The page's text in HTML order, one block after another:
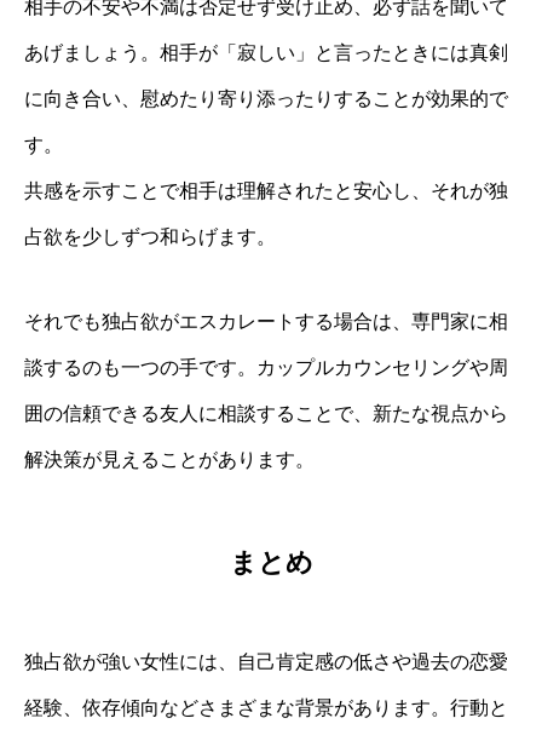
相手の不安や不満は否定せず受け止め、必ず話を聞いて
あげましょう。相手が「寂しい」と言ったときには真剣
に向き合い、慰めたり寄り添ったりすることが効果的で
す。
共感を示すことで相手は理解されたと安心し、それが独
占欲を少しずつ和らげます。
それでも独占欲がエスカレートする場合は、専門家に相
談するのも一つの手です。カップルカウンセリングや周
囲の信頼できる友人に相談することで、新たな視点から
解決策が見えることがあります。
まとめ
独占欲が強い女性には、自己肯定感の低さや過去の恋愛
経験、依存傾向などさまざまな背景があります。行動と